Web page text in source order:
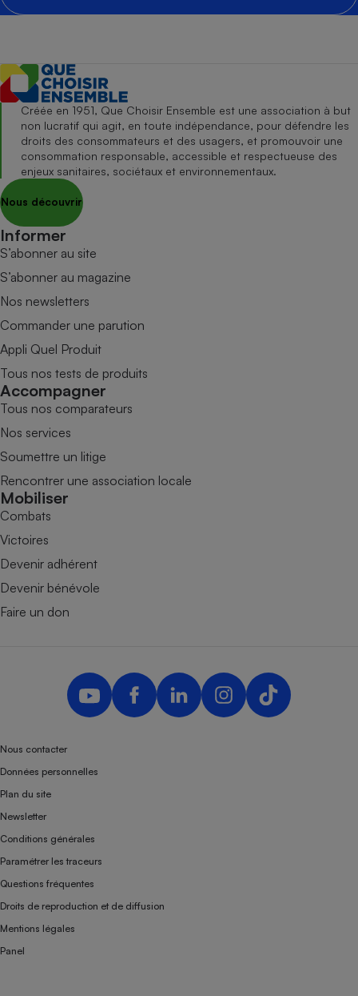
Créée en 1951, Que Choisir Ensemble est une association à but
non lucratif qui agit, en toute indépendance, pour défendre les
droits des consommateurs et des usagers, et promouvoir une
consommation responsable, accessible et respectueuse des
enjeux sanitaires, sociétaux et environnementaux.
Nous découvrir
Informer
S’abonner au site
S’abonner au magazine
Nos newsletters
Commander une parution
Appli Quel Produit
Tous nos tests de produits
Accompagner
Tous nos comparateurs
Nos services
Soumettre un litige
Rencontrer une association locale
Mobiliser
Combats
Victoires
Devenir adhérent
Devenir bénévole
Faire un don
Nous contacter
Données personnelles
Plan du site
Newsletter
Conditions générales
Paramétrer les traceurs
Questions fréquentes
Droits de reproduction et de diffusion
Mentions légales
Panel